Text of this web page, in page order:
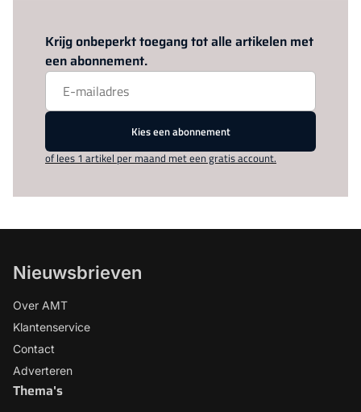
Krijg onbeperkt toegang tot alle artikelen met
een abonnement.
Kies een abonnement
of lees 1 artikel per maand met een gratis account.
Nieuwsbrieven
Over AMT
Klantenservice
Contact
Adverteren
Thema's